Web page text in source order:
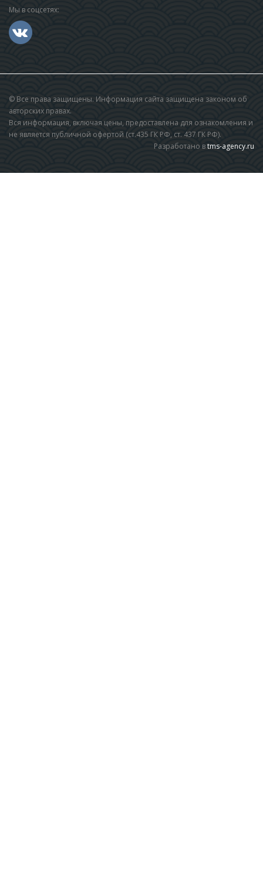
Мы в соцсетях:
© Все права защищены. Информация сайта защищена законом об
авторских правах.
Вся информация, включая цены, предоставлена для ознакомления и
не является публичной офертой (ст.435 ГК РФ, cт. 437 ГК РФ).
Разработано вtms-agency.ru